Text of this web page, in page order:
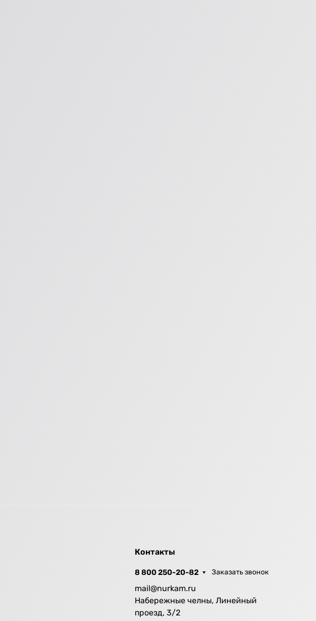
Контакты
8 800 250-20-82 Заказать звонок
mail@nurkam.ru
Набережные челны, Линейный
проезд, 3/2